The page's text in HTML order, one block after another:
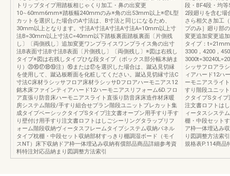
トリップタイプ用踏板相じゃくり加工・鼻の出変更
10∼60mm6mm※踏板幅240mmのみ※角の出53mm以上※⑰L型
カットを選択した場合のA寸法は、B寸法と同じになるため、
30mm以上となります。寸法A寸法A寸法A寸法A=10mm以上寸
法B=30mm以上寸法C=40mm以下踏板裏面踏板裏面〔片側残
し〕〔両側残し〕追加変更ワンプライスワンプライス角の出寸
法B表面寸法B寸法B表面〔片側残し〕〔両側残し〕※図は右残し
タイプ※図は右残しタイプひな段タイプ（ボックス部分幅木納ま
り）⑳⑯⑰⑱⑲注）⑯または⑰を選択した場合は、蹴込見切縁
を使用して、蹴込板断面を化粧してください。蹴込見切縁寸法C
寸法C床材ラシッサフロア床材ラシッサDフロアハーモニアス12
銘木床ファインティアハード12ハーモニアスリフォーム6D.フロ
ア直張り防音床ハーモニアスライト直張り防音床床造作材床暖
房システム階段/手すり組合せプラン階段ユニットプレカット集
成タイプベーシックタイプSタイプ注文書オープン用手すり手す
り壁付け用手すり注文書ロフトはしごシーリングタラップリフ
ォーム階段収納ヴィータスフレームタイプシステム収納パネル
タイプ枕棚・中段セット収納部材すっきり棚調湿ボード（モイ
スNT）床下収納ドア枠一体埋込み収納有償部品商品詳細参考資
料特注対応品納まり図調整方法索引
段・BF4段・均
2段廻りを含む場
さら相欠き加工
プのみ］廻り部
変更追加変更追
タイプ：
3300，4200，
シッサフロアラ
ィアハード12ハ
ーモニアスライ
すり階段ユニッ
クタイプSタイ
注文書ロフトは
ィータスシステ
棚・中段セット
ア枠一体埋込み
り図調整方法索
規格表P.114商品